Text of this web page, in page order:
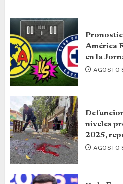
América
en la
AGOSTO
niveles
2025,
AGOSTO